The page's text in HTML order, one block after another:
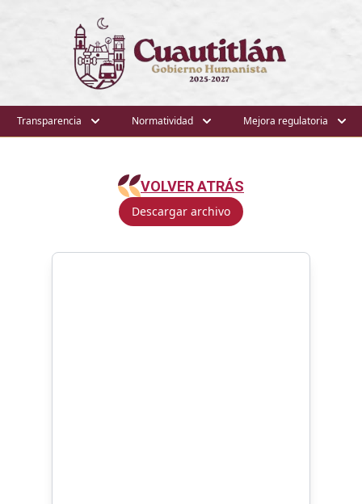
Transparencia Normatividad Mejora regulatoria
VOLVER ATRÁS
Descargar archivo